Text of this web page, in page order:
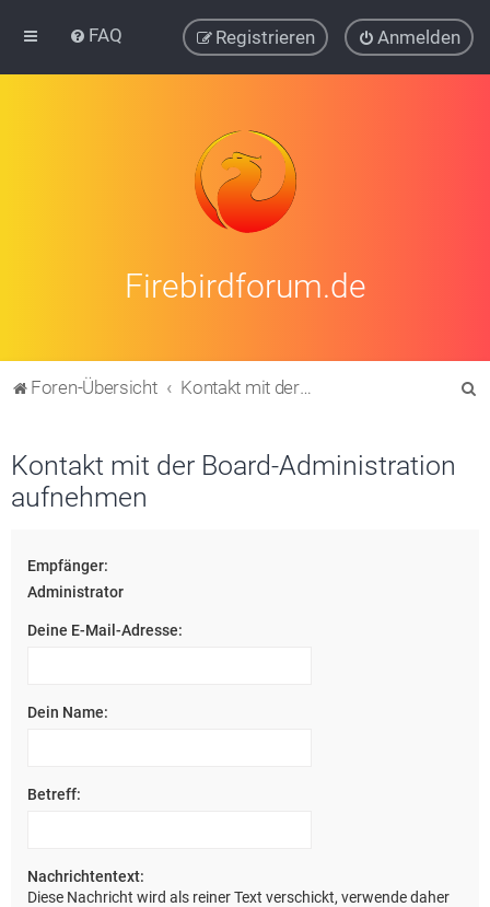
FAQ Anmelden
Registrieren
Firebirdforum.de
Foren-Übersicht Kontakt mit der Board-Administration aufnehmen
Kontakt mit der Board-Administration
aufnehmen
Empfänger:
Administrator
Deine E-Mail-Adresse:
Dein Name:
Betreff:
Nachrichtentext:
Diese Nachricht wird als reiner Text verschickt, verwende daher